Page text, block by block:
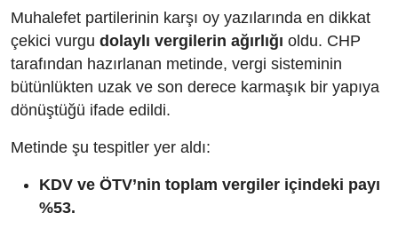
Muhalefet partilerinin karşı oy yazılarında en dikkat
çekici vurgu dolaylı vergilerin ağırlığı oldu. CHP
tarafından hazırlanan metinde, vergi sisteminin
bütünlükten uzak ve son derece karmaşık bir yapıya
dönüştüğü ifade edildi.
Metinde şu tespitler yer aldı:
KDV ve ÖTV’nin toplam vergiler içindeki payı
%53.